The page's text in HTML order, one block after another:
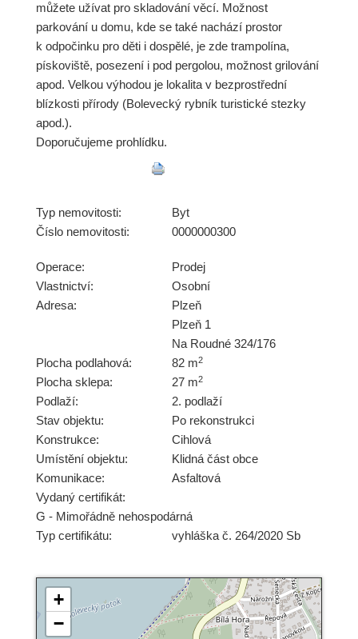
můžete užívat pro skladování věcí. Možnost
parkování u domu, kde se také nachází prostor
k odpočinku pro děti i dospělé, je zde trampolína,
pískoviště, posezení i pod pergolou, možnost grilování
apod. Velkou výhodou je lokalita v bezprostřední
blízkosti přírody (Bolevecký rybník turistické stezky
apod.).
Doporučujeme prohlídku.
Typ nemovitosti:
Byt
Číslo nemovitosti:
0000000300
Operace:
Prodej
Vlastnictví:
Osobní
Adresa:
Plzeň
Plzeň 1
Na Roudné 324/176
Plocha podlahová:
82 m2
Plocha sklepa: 27 m2
Podlaží:
2. podlaží
Stav objektu:
Po rekonstrukci
Konstrukce:
Cihlová
Umístění objektu:
Klidná část obce
Komunikace:
Asfaltová
Vydaný certifikát:
G - Mimořádně nehospodárná
Typ certifikátu:
vyhláška č. 264/2020 Sb
+
−